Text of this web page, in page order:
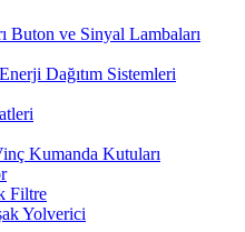
Buton ve Sinyal Lambaları
Enerji Dağıtım Sistemleri
Kumanda Kutuları
Filtre
Yolverici